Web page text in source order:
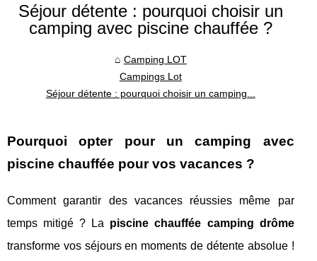
Séjour détente : pourquoi choisir un
camping avec piscine chauffée ?
Camping LOT
Campings Lot
Séjour détente : pourquoi choisir un camping...
Pourquoi opter pour un camping avec
piscine chauffée pour vos vacances ?
Comment garantir des vacances réussies même par
temps mitigé ? La piscine chauffée camping drôme
transforme vos séjours en moments de détente absolue !